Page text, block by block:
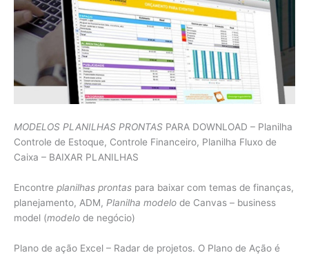
MODELOS PLANILHAS PRONTAS PARA DOWNLOAD – Planilha
Controle de Estoque, Controle Financeiro, Planilha Fluxo de
Caixa – BAIXAR PLANILHAS
Encontre planilhas prontas para baixar com temas de finanças,
planejamento, ADM, Planilha modelo de Canvas – business
model (modelo de negócio)
Plano de ação Excel – Radar de projetos. O Plano de Ação é